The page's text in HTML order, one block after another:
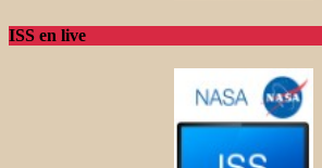
ISS en live